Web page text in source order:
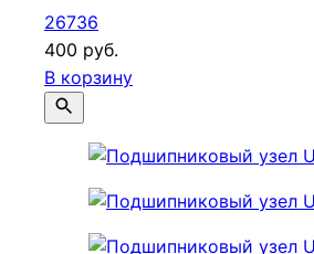
26736
400 руб.
В корзину